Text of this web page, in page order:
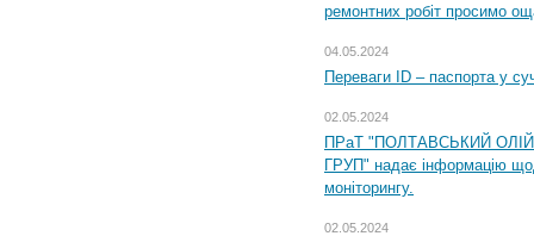
ремонтних робіт просимо
04.05.2024
Переваги ID – паспорта у
02.05.2024
ПРаТ "ПОЛТАВСЬКИЙ
ГРУП" надає інформацію
моніторингу.
02.05.2024